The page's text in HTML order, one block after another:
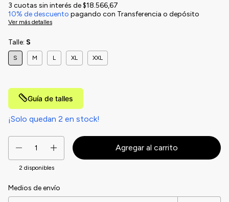
3 cuotas sin interés de$18.566,67
10% de descuento pagando con Transferencia o depósito
Ver más detalles
Talle: S
S M L XL XXL
Guía de talles
¡Solo quedan 2 en stock!
2 disponibles
Entregas para el CP:
Medios de envío